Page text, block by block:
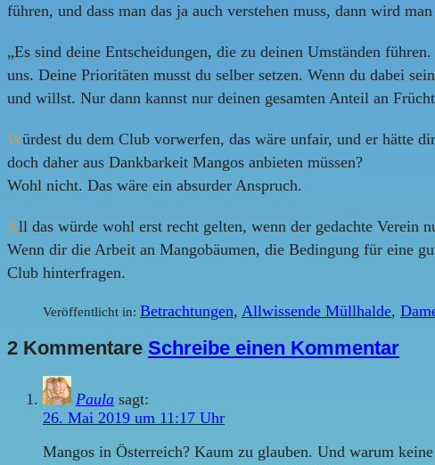
führen, und dass man das ja auch verstehen muss, dann wird
„Es sind deine Entscheidungen, die zu deinen Umständen
uns. Deine Prioritäten musst du selber setzen. Wenn du dabei
und willst. Nur dann kannst nur deinen gesamten Anteil an
Würdest du dem Club vorwerfen, das wäre unfair, und er hätte
doch daher aus Dankbarkeit Mangos anbieten müssen?
Wohl nicht. Das wäre ein absurder Anspruch.
All das würde wohl erst recht gelten, wenn der gedachte Verein
Wenn dir die Arbeit an Mangobäumen, die Bedingung für eine
Club hinterfragen.
Veröffentlicht in: Betrachtungen, Allwissende Müllhalde,
2 Kommentare Schreibe einen Kommentar
Paula sagt:
26. Mai 2019 um 11:17 Uhr
Mangos in Österreich? Kaum zu glauben. Und warum